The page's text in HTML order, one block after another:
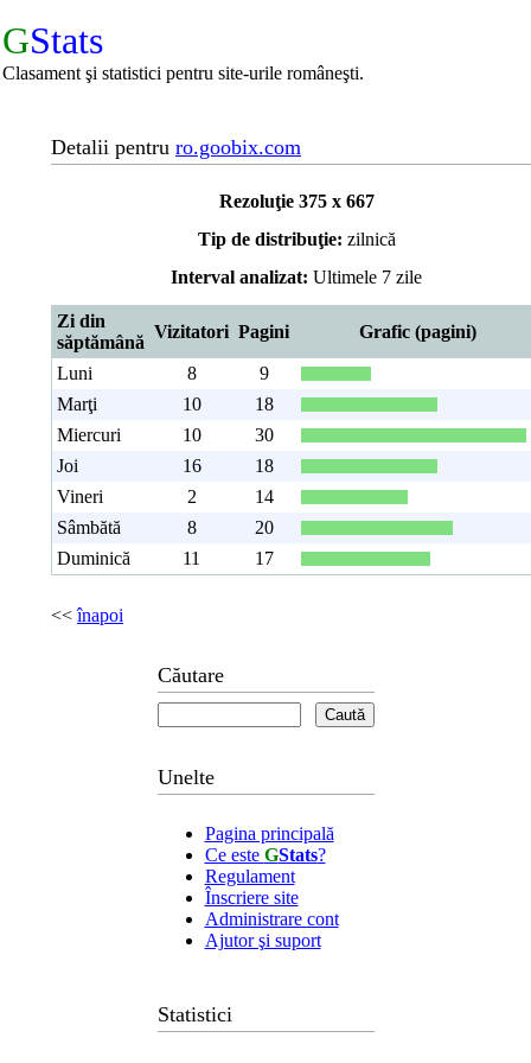
GStats
Clasament şi statistici pentru site-urile româneşti.
Căutare
Unelte
Pagina principală
Ce este GStats?
Regulament
Înscriere site
Administrare cont
Ajutor şi suport
Statistici
Detalii pentru ro.goobix.com
Rezoluţie 375 x 667
Tip de distribuţie: zilnică
Interval analizat: Ultimele 7 zile
Zi din
săptămână
Vizitatori Pagini Grafic (pagini)
Luni 8
9
Marţi
10
18
Miercuri
10
30
Joi
16
18
Vineri
2
14
Sâmbătă
8
20
Duminică
11 17
<<înapoi